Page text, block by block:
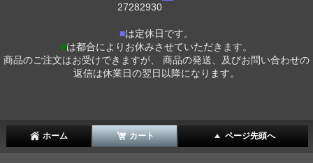
27282930
■は定休日です。
■は都合によりお休みさせていただきます。
商品のご注文はお受けできますが、 商品の発送、及びお問い合わせの
返信は休業日の翌日以降になります。
ホーム カート ページ先頭へ